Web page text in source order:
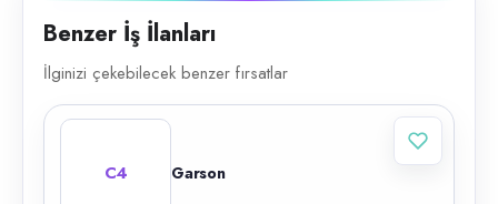
Benzer İş İlanları
İlginizi çekebilecek benzer fırsatlar
C4 Garson